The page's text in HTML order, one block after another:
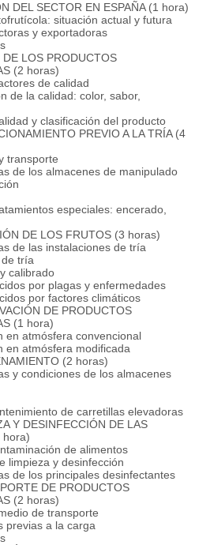
DEL SECTOR EN ESPAÑA (1 hora)
situación actual y futura
y exportadoras
LOS PRODUCTOS
(2 horas)
de calidad
de la calidad: color, sabor,
y clasificación del producto
PREVIO A LA TRÍA (4
transporte
de los almacenes de manipulado
especiales: encerado,
DE LOS FRUTOS (3 horas)
de las instalaciones de tría
tría
calibrado
por plagas y enfermedades
por factores climáticos
DE PRODUCTOS
(1 hora)
en atmósfera convencional
en atmósfera modificada
(2 horas)
y condiciones de los almacenes
de carretillas elevadoras
Y DESINFECCIÓN DE LAS
hora)
de alimentos
limpieza y desinfección
de los principales desinfectantes
DE PRODUCTOS
(2 horas)
de transporte
previas a la carga